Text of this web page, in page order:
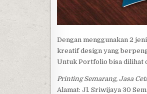
Dengan menggunakan 2
kreatif design yang
Untuk Portfolio bisa dilihat
Printing Semarang, Jasa
Alamat: Jl. Sriwijaya 30